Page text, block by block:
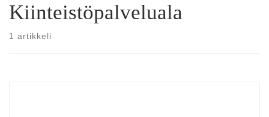
Kiinteistöpalveluala
1 artikkeli